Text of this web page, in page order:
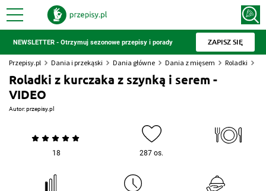
NEWSLETTER - Otrzymuj sezonowe przepisy i porady ZAPISZ SIĘ
Przepisy.pl Dania i przekąski Dania główne Dania z mięsem Roladki
Roladki z kurczaka z szynką i serem -
VIDEO
Autor:przepisy.pl
18 287 os.